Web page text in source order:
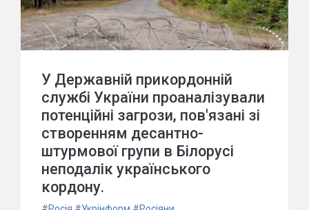
У Державній прикордонній
службі України проаналізували
потенційні загрози, пов'язані зі
створенням десантно-
штурмової групи в Білорусі
неподалік українського
кордону.